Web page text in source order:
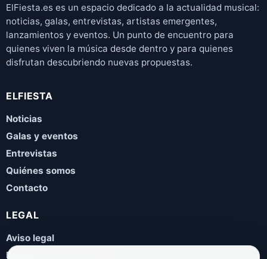
ElFiesta.es es un espacio dedicado a la actualidad musical:
noticias, galas, entrevistas, artistas emergentes,
lanzamientos y eventos. Un punto de encuentro para
quienes viven la música desde dentro y para quienes
disfrutan descubriendo nuevas propuestas.
ELFIESTA
Noticias
Galas y eventos
Entrevistas
Quiénes somos
Contacto
LEGAL
Aviso legal
Política de privacidad